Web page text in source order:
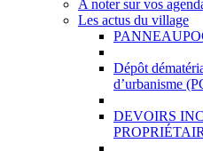
A noter sur vos
Les actus du village
Dépôt
d’urbanisme
DEVOIRS